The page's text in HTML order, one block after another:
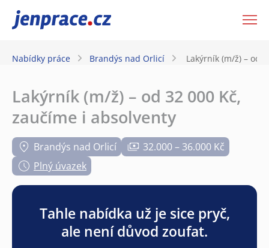
JenPráce.cz
Nabídky práce Brandýs nad Orlicí Lakýrník (m/ž) – od
Lakýrník (m/ž) – od 32 000 Kč,
zaučíme i absolventy
Brandýs nad Orlicí
32.000 – 36.000 Kč
Plný úvazek
Tahle nabídka už je sice pryč,
ale není důvod zoufat.